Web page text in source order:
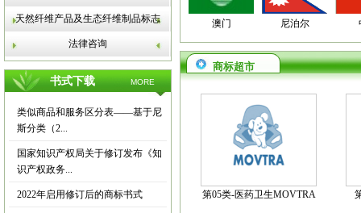
天然纤维产品及生态纤维制品标志
法律咨询
书式下载 MORE
类似商品和服务区分表——基于尼
斯分类（2...
国家知识产权局关于修订发布《知
识产权政务...
2022年启用修订后的商标书式
澳门 尼泊尔
商标超市
第05类-医药卫生MOVTRA